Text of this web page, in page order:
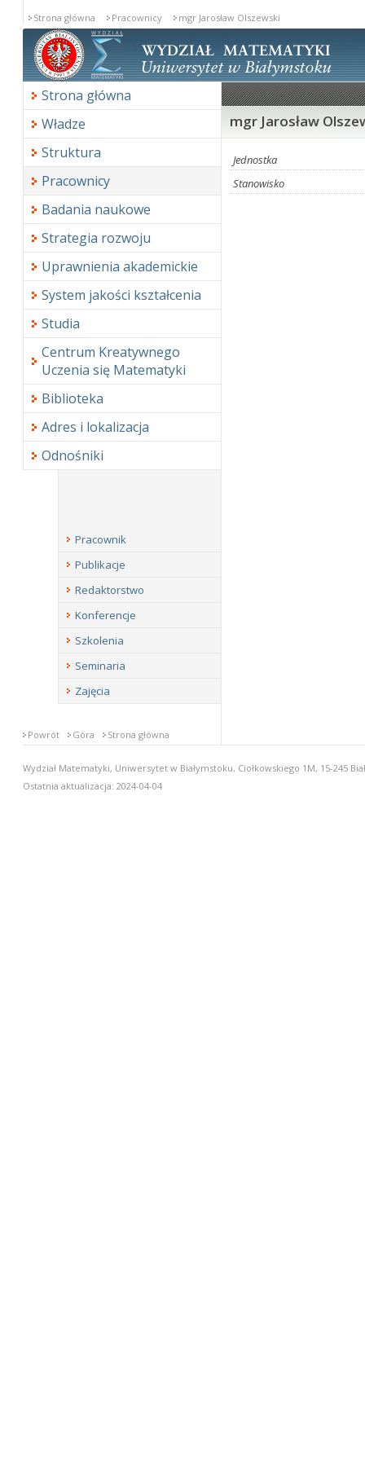
Strona główna Pracownicy mgr Jarosław Olszewski
Strona główna
Władze
Struktura
Pracownicy
Badania naukowe
Strategia rozwoju
Uprawnienia akademickie
System jakości kształcenia
Studia
Centrum Kreatywnego
Uczenia się Matematyki
Biblioteka
Adres i lokalizacja
Odnośniki
mgr Jarosław
Jednostka
Stanowisko
Pracownik
Publikacje
Redaktorstwo
Konferencje
Szkolenia
Seminaria
Zajęcia
Powrót Góra Strona główna
Wydział Matematyki, Uniwersytet w Białymstoku, Ciołkowskiego 1M, 15-245
Ostatnia aktualizacja: 2024-04-04